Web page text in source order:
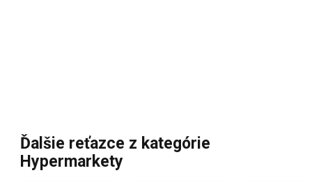
Ďalšie reťazce z kategórie
Hypermarkety